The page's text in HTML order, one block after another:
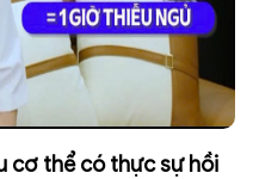
cơ thể có thực sự hồi